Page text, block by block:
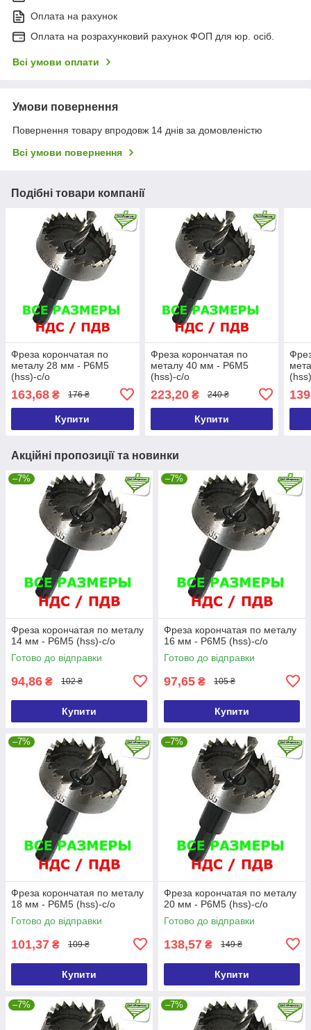
Оплата на рахунок
Оплата на розрахунковий рахунок ФОП для юр. осіб.
Всі умови оплати
Умови повернення
Повернення товару впродовж 14 днів за домовленістю
Всі умови повернення
Подібні товари компанії
Фреза корончатая по
металу 28 мм - Р6М5
(hss)-с/о
163,68 ₴ 176 ₴
Купити
Фреза корончатая по
металу 40 мм - Р6М5
(hss)-с/о
223,20₴ 240 ₴
Купити
Акційні пропозиції та новинки
–7%
Фреза корончатая по металу
14 мм - Р6М5 (hss)-с/о
Готово до відправки
94,86 ₴ 102 ₴
Купити
–7%
Фреза корончатая по металу
16 мм - Р6М5 (hss)-с/о
Готово до відправки
97,65 ₴ 105 ₴
Купити
–7%
Фреза корончатая по металу
18 мм - Р6М5 (hss)-с/о
Готово до відправки
101,37 ₴ 109 ₴
Купити
–7%
Фреза корончатая по металу
20 мм - Р6М5 (hss)-с/о
Готово до відправки
138,57 ₴ 149 ₴
Купити
–7% –7%